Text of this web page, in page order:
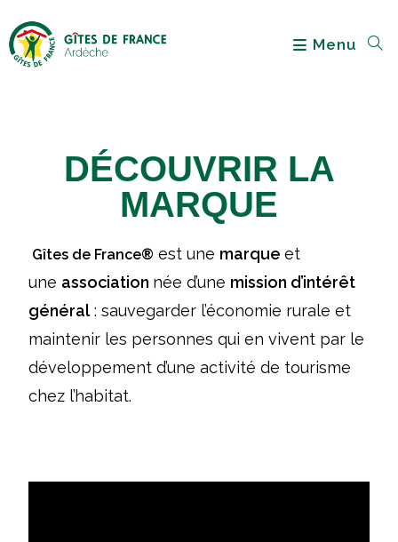
Menu
DÉCOUVRIR LA
MARQUE
Gîtes de France® est une marqueet
une association née d’une mission d’intérêt
général: sauvegarder l’économie rurale et
maintenir les personnes qui en vivent par le
développement d’une activité de tourisme
chez l’habitat.